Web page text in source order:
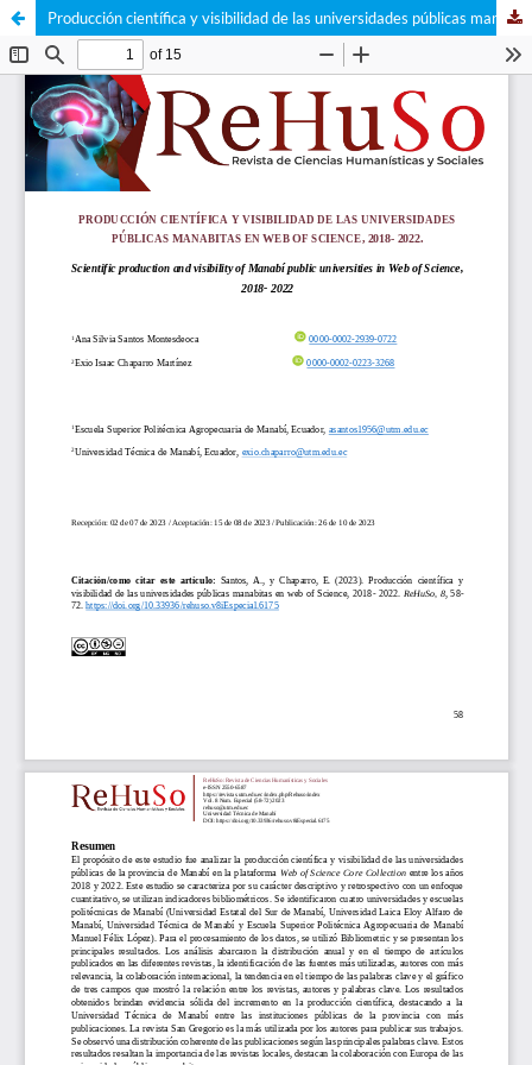
Producción científica y visibilidad de las universidades públicas manabitas en Web of Science, 2018- 2022.